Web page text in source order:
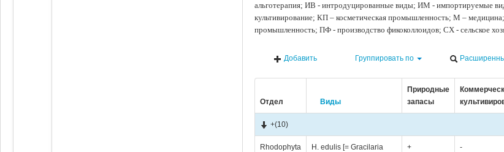
альготерапия; ИВ - интродуцированные виды; ИМ - импортируемые
культивирование; КП – косметическая промышленность; М –
промышленность; ПФ - производство фикоколлоидов; СХ - сельское
Добавить Группировать по
Отдел Виды
Природные
запасы
+(10)
Rhodophyta
H. edulis [= Gracilaria
+ -